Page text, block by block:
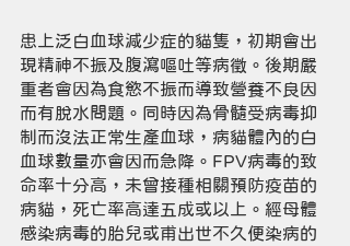
患上泛白血球減少症的貓隻，初期會出
現精神不振及腹瀉嘔吐等病徵。後期嚴
重者會因為食慾不振而導致營養不良因
而有脫水問題。同時因為骨髓受病毒抑
制而沒法正常生產血球，病貓體內的白
血球數量亦會因而急降。FPV病毒的致
命率十分高，未曾接種相關預防疫苗的
病貓，死亡率高達五成或以上。經母體
感染病毒的胎兒或甫出世不久便染病的